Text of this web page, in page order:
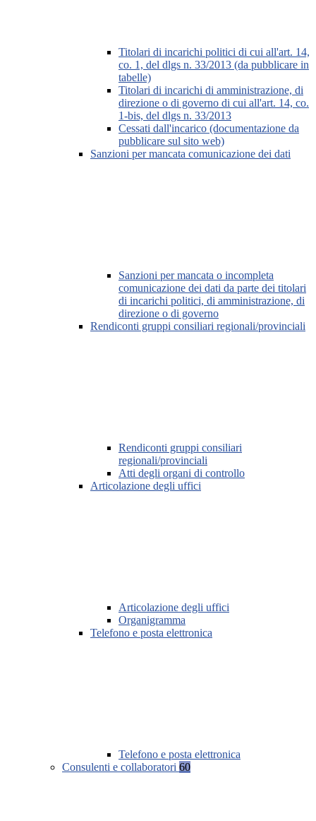
Titolari di incarichi politici di cui all'art. 14,
co. 1, del dlgs n. 33/2013 (da pubblicare in
tabelle)
Titolari di incarichi di amministrazione, di
direzione o di governo di cui all'art. 14, co.
1-bis, del dlgs n. 33/2013
Cessati dall'incarico (documentazione da
pubblicare sul sito web)
Sanzioni per mancata comunicazione dei dati
Sanzioni per mancata o incompleta
comunicazione dei dati da parte dei titolari
di incarichi politici, di amministrazione, di
direzione o di governo
Rendiconti gruppi consiliari regionali/provinciali
Rendiconti gruppi consiliari
regionali/provinciali
Atti degli organi di controllo
Articolazione degli uffici
Articolazione degli uffici
Organigramma
Telefono e posta elettronica
Telefono e posta elettronica
Consulenti e collaboratori 60